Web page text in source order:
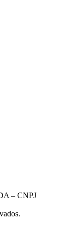
– CNPJ